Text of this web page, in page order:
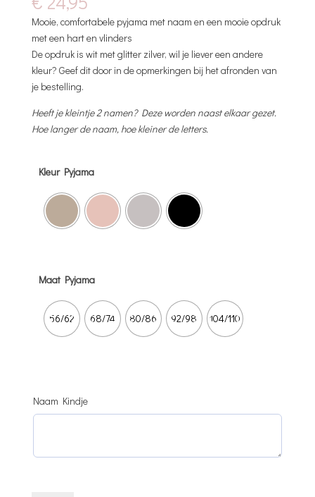
Mooie, comfortabele pyjama met naam en een mooie opdruk
met een hart en vlinders
De opdruk is wit met glitter zilver, wil je liever een andere
kleur? Geef dit door in de opmerkingen bij het afronden van
je bestelling.
Heeft je kleintje 2 namen? Deze worden naast elkaar gezet.
Hoe langer de naam, hoe kleiner de letters.
Kleur Pyjama
Maat Pyjama
56/62 68/74 80/86 92/98 104/110
Naam Kindje